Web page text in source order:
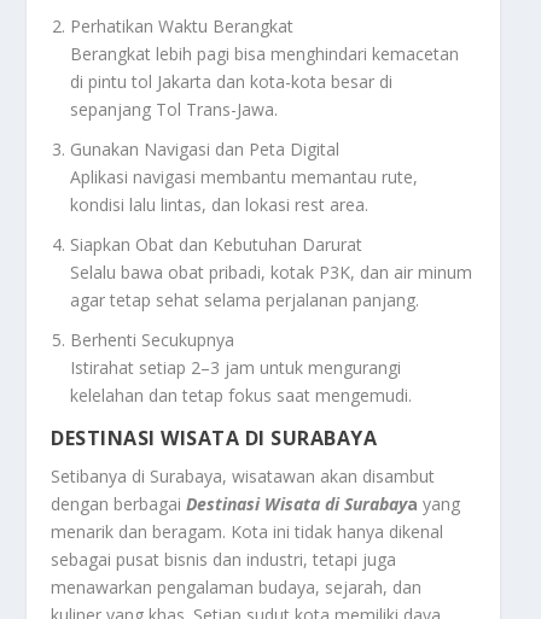
Perhatikan Waktu Berangkat
Berangkat lebih pagi bisa menghindari kemacetan
di pintu tol Jakarta dan kota-kota besar di
sepanjang Tol Trans-Jawa.
Gunakan Navigasi dan Peta Digital
Aplikasi navigasi membantu memantau rute,
kondisi lalu lintas, dan lokasi rest area.
Siapkan Obat dan Kebutuhan Darurat
Selalu bawa obat pribadi, kotak P3K, dan air minum
agar tetap sehat selama perjalanan panjang.
Berhenti Secukupnya
Istirahat setiap 2–3 jam untuk mengurangi
kelelahan dan tetap fokus saat mengemudi.
DESTINASI WISATA DI SURABAYA
Setibanya di Surabaya, wisatawan akan disambut
dengan berbagaiDestinasi Wisata di Surabaya yang
menarik dan beragam. Kota ini tidak hanya dikenal
sebagai pusat bisnis dan industri, tetapi juga
menawarkan pengalaman budaya, sejarah, dan